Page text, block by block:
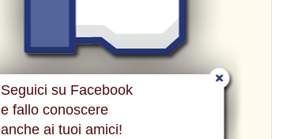
Seguici su Facebook
e fallo conoscere
anche ai tuoi amici!